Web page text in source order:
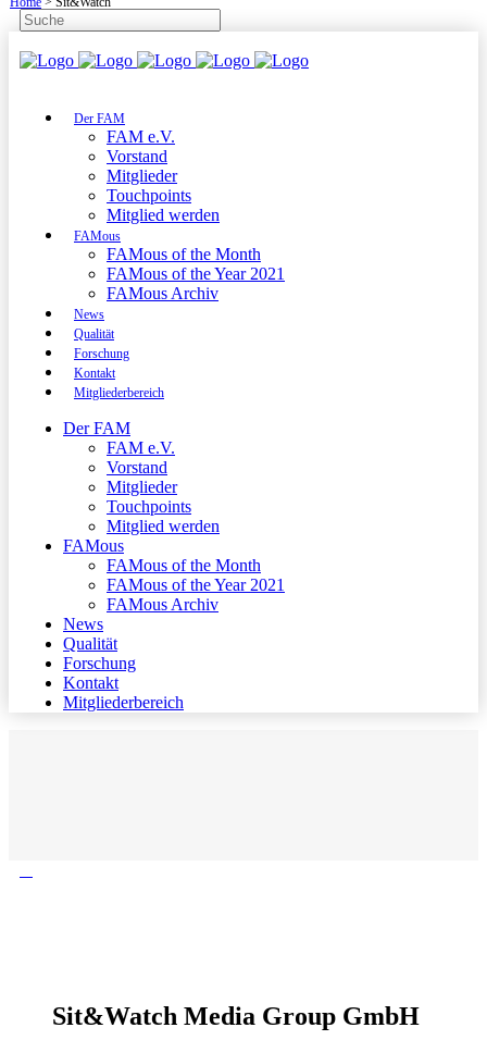
Der FAM
FAM e.V.
Vorstand
Mitglieder
Touchpoints
Mitglied werden
FAMous
FAMous of the Month
FAMous of the Year 2021
FAMous Archiv
News
Qualität
Forschung
Kontakt
Mitgliederbereich
Der FAM
FAM e.V.
Vorstand
Mitglieder
Touchpoints
Mitglied werden
FAMous
FAMous of the Month
FAMous of the Year 2021
FAMous Archiv
News
Qualität
Forschung
Kontakt
Mitgliederbereich
Sit&Watch Media Group GmbH